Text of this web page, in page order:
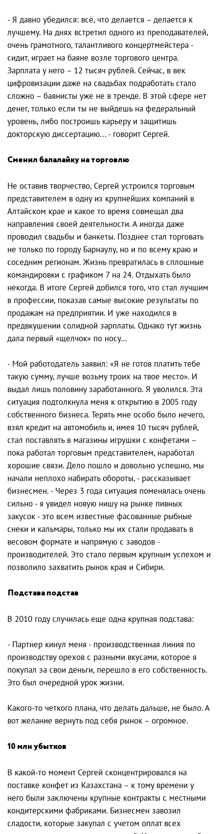
- Я давно убедился: всё, что делается – делается к
лучшему. На днях встретил одного из преподавателей,
очень грамотного, талантливого концертмейстера -
сидит, играет на баяне возле торгового центра.
Зарплата у него – 12 тысяч рублей. Сейчас, в век
цифровизации даже на свадьбах подработать стало
сложно – баянисты уже не в тренде. В этой сфере нет
денег, только если ты не выйдешь на федеральный
уровень, либо построишь карьеру и защитишь
докторскую диссертацию... - говорит Сергей.
Сменил балалайку на торговлю
Не оставив творчество, Сергей устроился торговым
представителем в одну из крупнейших компаний в
Алтайском крае и какое то время совмещал два
направления своей деятельности. А иногда даже
проводил свадьбы и банкеты. Позднее стал торговать
не только по городу Барнаулу, но и по всему краю и
соседним регионам. Жизнь превратилась в сплошные
командировки с графиком 7 на 24. Отдыхать было
некогда. В итоге Сергей добился того, что стал лучшим
в профессии, показав самые высокие результаты по
продажам на предприятии. И уже находился в
предвкушении солидной зарплаты. Однако тут жизнь
дала первый «щелчок» по носу…
- Мой работодатель заявил: «Я не готов платить тебе
такую сумму, лучше возьму троих на твое место». И
выдал лишь половину заработанного. Я уволился. Эта
ситуация подтолкнула меня к открытию в 2005 году
собственного бизнеса. Терять мне особо было нечего,
взял кредит на автомобиль и, имея 10 тысяч рублей,
стал поставлять в магазины игрушки с конфетами –
пока работал торговым представителем, наработал
хорошие связи. Дело пошло и довольно успешно, мы
начали неплохо набирать обороты, - рассказывает
бизнесмен. - Через 3 года ситуация поменялась очень
сильно - я увидел новую нишу на рынке пивных
закусок - это всем известные фасованные рыбные
снеки и кальмары, только мы их стали продавать в
весовом формате и напрямую с заводов -
производителей. Это стало первым крупным успехом и
позволило захватить рынок края и Сибири.
Подстава подстав
В 2010 году случилась еще одна крупная подстава:
- Партнер кинул меня - производственная линия по
производству орехов с разными вкусами, которое я
покупал за свои деньги, перешло в его собственность.
Это был очередной урок жизни.
Какого-то четкого плана, что делать дальше, не было. А
вот желание вернуть под себя рынок – огромное.
10 млн убытков
В какой-то момент Сергей сконцентрировался на
поставке конфет из Казахстана – к тому времени у
него были заключены крупные контракты с местными
кондитерскими фабриками. Бизнесмен завозил
сладости, которые закупал с учетом оплат всех